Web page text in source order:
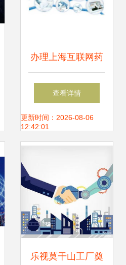
办理上海互联网药
品信息服务资格证
的要求及流程
查看详情
更新时间：2026-08-06
12:42:01
乐视莫干山工厂奠